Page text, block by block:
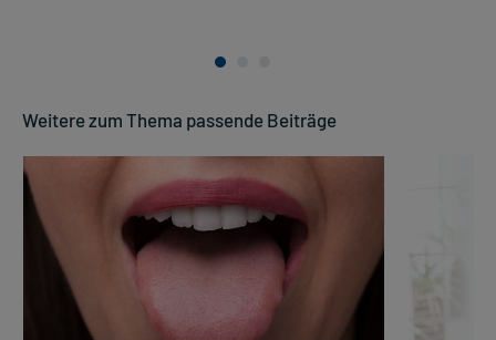
Weitere zum Thema passende Beiträge